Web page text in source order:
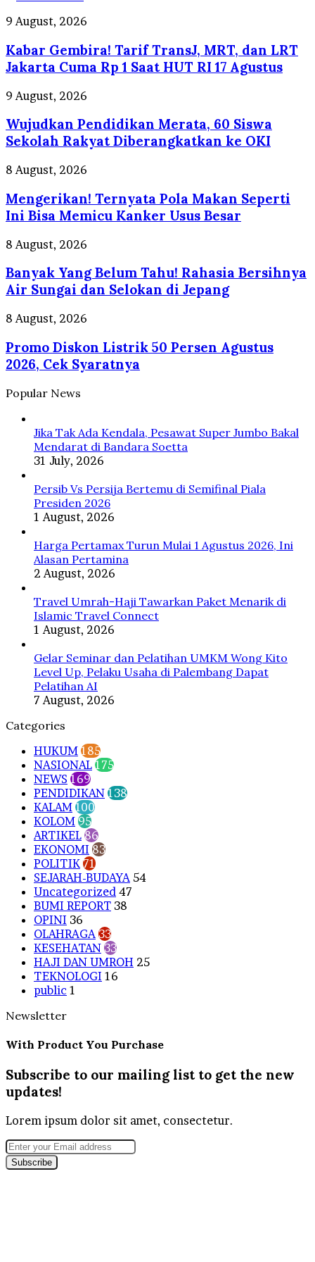
Kabar
Tarif
TransJ,
MRT,
dan
Jakarta
Cuma
Rp
Saat
RI
17
9 August, 2026
Kabar Gembira! Tarif TransJ, MRT, dan LRT
Jakarta Cuma Rp 1 Saat HUT RI 17 Agustus
Wujudkan
Merata,
60
Siswa
Sekolah
Rakyat
Diberangkatkan
ke
OKI
9 August, 2026
Wujudkan Pendidikan Merata, 60 Siswa
Sekolah Rakyat Diberangkatkan ke OKI
Mengerikan!
Pola
Makan
Seperti
Ini
Memicu
Kanker
Usus
8 August, 2026
Mengerikan! Ternyata Pola Makan Seperti
Ini Bisa Memicu Kanker Usus Besar
Banyak
Belum
Tahu!
Rahasia
Bersihnya
Sungai
dan
Selokan
Jepang
8 August, 2026
Banyak Yang Belum Tahu! Rahasia Bersihnya
Air Sungai dan Selokan di Jepang
Promo
Listrik
50
Persen
Agustus
2026,
Cek
Syaratnya
8 August, 2026
Promo Diskon Listrik 50 Persen Agustus
2026, Cek Syaratnya
Popular News
Jika Tak Ada Kendala, Pesawat Super Jumbo Bakal
Mendarat di Bandara Soetta
31 July, 2026
Persib Vs Persija Bertemu di Semifinal Piala
Presiden 2026
1 August, 2026
Harga Pertamax Turun Mulai 1 Agustus 2026, Ini
Alasan Pertamina
2 August, 2026
Travel Umrah-Haji Tawarkan Paket Menarik di
Islamic Travel Connect
1 August, 2026
Gelar Seminar dan Pelatihan UMKM Wong Kito
Level Up, Pelaku Usaha di Palembang Dapat
Pelatihan AI
7 August, 2026
Categories
HUKUM 185
NASIONAL 175
NEWS 169
PENDIDIKAN 138
KALAM 100
KOLOM 95
ARTIKEL 86
EKONOMI 83
POLITIK 71
SEJARAH-BUDAYA 54
Uncategorized 47
BUMI REPORT 38
OPINI 36
OLAHRAGA 33
KESEHATAN 33
HAJI DAN UMROH 25
TEKNOLOGI 16
public 1
Newsletter
With Product You Purchase
Subscribe to our mailing list to get the new
updates!
Lorem ipsum dolor sit amet, consectetur.
Enter
your
Email